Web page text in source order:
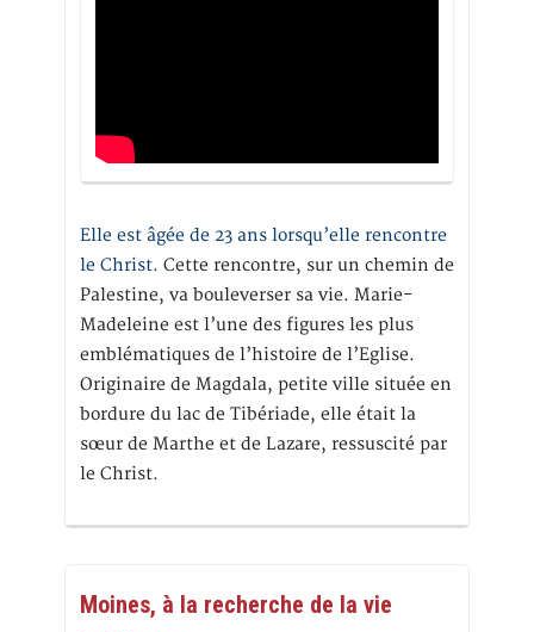
Elle est âgée de 23 ans lorsqu’elle rencontre
le Christ. Cette rencontre, sur un chemin de
Palestine, va bouleverser sa vie. Marie-
Madeleine est l’une des figures les plus
emblématiques de l’histoire de l’Eglise.
Originaire de Magdala, petite ville située en
bordure du lac de Tibériade, elle était la
sœur de Marthe et de Lazare, ressuscité par
le Christ.
Moines, à la recherche de la vie